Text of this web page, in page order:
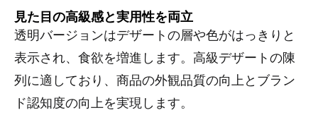
見た目の高級感と実用性を両立
透明バージョンはデザートの層や色がはっきりと
表示され、食欲を増進します。高級デザートの陳
列に適しており、商品の外観品質の向上とブラン
ド認知度の向上を実現します。